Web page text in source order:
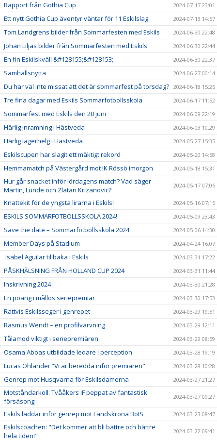
Rapport från Gothia Cup 2024-07-17 23:01
Ett nytt Gothia Cup äventyr väntar för 11 Eskilslag 2024-07-13 14:57
Tom Landgrens bilder från Sommarfesten med Eskils 2024-06-30 22:48
Johan Liljas bilder från Sommarfesten med Eskils 2024-06-30 22:44
En fin Eskilskväll &#128155;&#128153; 2024-06-30 22:37
Samhällsnytta 2024-06-27 00:14
Du har väl inte missat att det är sommarfest på torsdag? 2024-06-18 15:26
Tre fina dagar med Eskils Sommarfotbollsskola 2024-06-17 11:52
Sommarfest med Eskils den 20 juni 2024-06-09 22:19
Härlig inramning i Hästveda 2024-06-03 10:29
Härlig lägerhelg i Hästveda 2024-05-27 15:35
Eskilscupen har slagit ett mäktigt rekord 2024-05-20 14:58
Hemmamatch på Västergård mot IK Rössö imorgon 2024-05-18 15:31
Hur går snacket inför lördagens match? Vad säger
Martin, Lunde och Zlatan Krizanovic?
2024-05-17 07:06
Knattekit för de yngsta lirarna i Eskils! 2024-05-16 07:15
ESKILS SOMMARFOTBOLLSSKOLA 2024! 2024-05-09 23:43
Save the date – Sommarfotbollsskola 2024 2024-05-06 14:30
Member Days på Stadium 2024-04-24 16:07
Isabel Aguilar tillbaka i Eskils 2024-03-31 17:22
PÅSKHÄLSNING FRÅN HOLLAND CUP 2024 2024-03-31 11:44
Inskrivning 2024 2024-03-30 21:28
En poäng i mållös seriepremiär 2024-03-30 17:53
Rättvis Eskilsseger i genrepet 2024-03-29 19:51
Rasmus Wendt – en profilvärvning 2024-03-29 12:11
Tålamod viktigt i seriepremiären 2024-03-29 08:59
Osama Abbas utbildade ledare i perception 2024-03-28 19:19
Lucas Ohlander ”Vi är beredda inför premiären" 2024-03-28 10:28
Genrep mot Husqvarna för Eskilsdamerna 2024-03-27 21:27
Motståndarkoll: Tvååkers IF peppat av fantastisk
försäsong
2024-03-27 09:27
Eskils laddar inför genrep mot Landskrona BoIS 2024-03-23 08:47
Eskilscoachen: "Det kommer att bli bättre och bättre
hela tiden!"
2024-03-22 09:41